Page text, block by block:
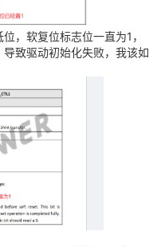
，软复位标志位一直为1，
致驱动初始化失败，我该如